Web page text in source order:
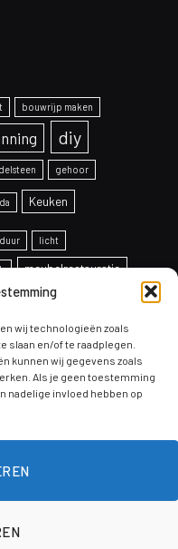
wij technologieën zoals
slaan en/of te raadplegen.
kunnen wij gegevens zoals
Als je geen toestemming
nadelige invloed hebben op
bouwrijp maken
diy
gehoor
Keuken
licht
meubelrestauratie
paneelradiatoren
radiatoren schaken
systeem telefoon